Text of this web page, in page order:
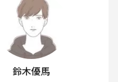
鈴木優馬